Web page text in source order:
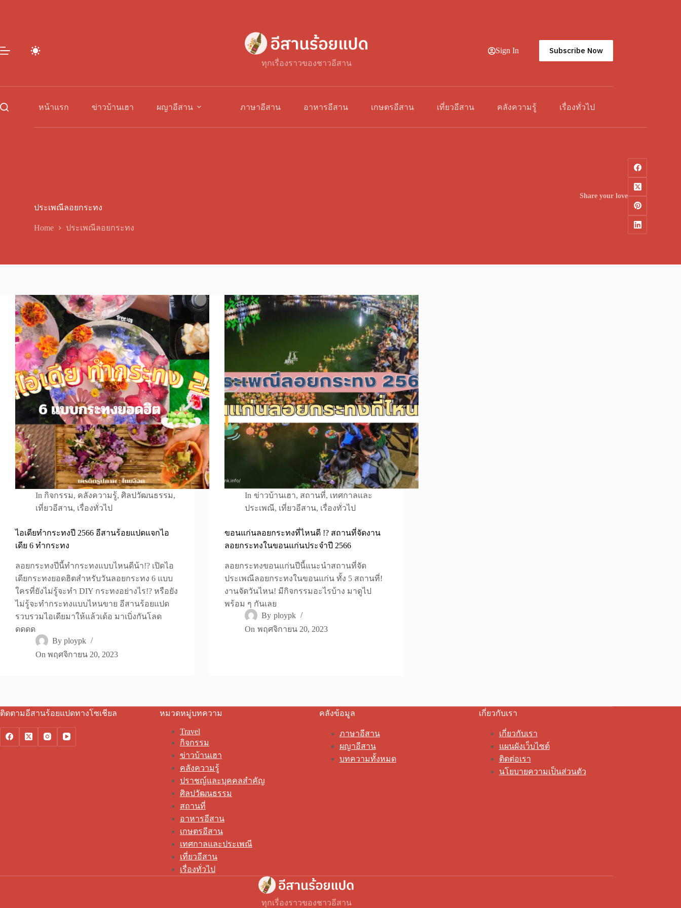
ทุกเรื่องราวของชาวอีสาน
Sign In Subscribe Now
หน้าแรก ข่าวบ้านเฮา ผญาอีสาน ภาษาอีสาน อาหารอีสาน เกษตรอีสาน เที่ยวอีสาน คลังความรู้ เรื่องทั่วไป
ประเพณีลอยกระทง
Home ประเพณีลอยกระทง
Share your love
In กิจกรรม, คลังความรู้,ศิลปวัฒนธรรม,
เที่ยวอีสาน, เรื่องทั่วไป
ไอเดียทำกระทงปี 2566 อีสานร้อยแปดแจกไอ
เดีย 6 ทำกระทง
ลอยกระทงปีนี้ทำกระทงแบบไหนดีน้า!? เปิดไอ
เดียกระทงยอดฮิตสำหรับวันลอยกระทง 6 แบบ
ใครที่ยังไม่รู้จะทำ DIY กระทงอย่างไร!? หรือยัง
ไม่รู้จะทำกระทงแบบไหนขาย อีสานร้อยแปด
รวบรวมไอเดียมาให้แล้วเด้อ มาเบิ่งกันโลด
ดดดด
By ploypk
On พฤศจิกายน 20, 2023
In ข่าวบ้านเฮา, สถานที่, เทศกาลและ
ประเพณี, เที่ยวอีสาน, เรื่องทั่วไป
ขอนแก่นลอยกระทงที่ไหนดี !? สถานที่จัดงาน
ลอยกระทงในขอนแก่นประจำปี 2566
ลอยกระทงขอนแก่นปีนี้แนะนำสถานที่จัด
ประเพณีลอยกระทงในขอนแก่น ทั้ง 5 สถานที่!
งานจัดวันไหน! มีกิจกรรมอะไรบ้าง มาดูไป
พร้อม ๆ กันเลย
By ploypk
On พฤศจิกายน 20, 2023
ติดตามอีสานร้อยแปดทางโซเชียล หมวดหมู่บทความ
Travel
กิจกรรม
ข่าวบ้านเฮา
คลังความรู้
ปราชญ์และบุคคลสำคัญ
ศิลปวัฒนธรรม
สถานที่
อาหารอีสาน
เกษตรอีสาน
เทศกาลและประเพณี
เที่ยวอีสาน
เรื่องทั่วไป
คลังข้อมูล
ภาษาอีสาน
ผญาอีสาน
บทความทั้งหมด
เกี่ยวกับเรา
เกี่ยวกับเรา
แผนผังเว็บไซต์
ติดต่อเรา
นโยบายความเป็นส่วนตัว
ทุกเรื่องราวของชาวอีสาน